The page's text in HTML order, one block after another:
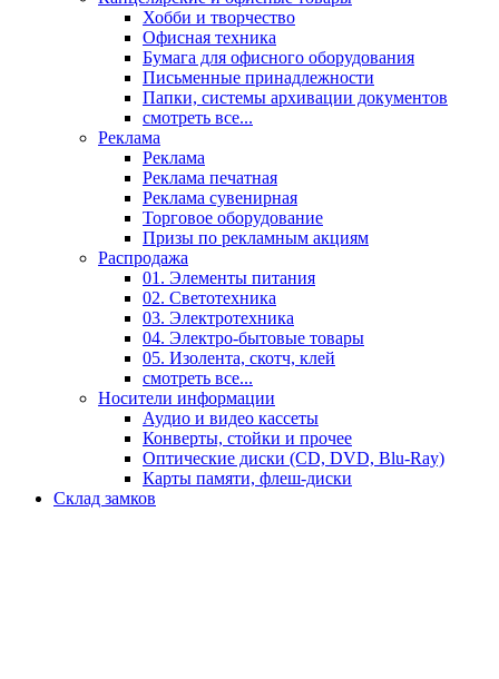
Хобби и творчество
Офисная техника
Бумага для офисного оборудования
Письменные принадлежности
Папки, системы архивации документов
смотреть все...
Реклама
Реклама
Реклама печатная
Реклама сувенирная
Торговое оборудование
Призы по рекламным акциям
Распродажа
01. Элементы питания
02. Светотехника
03. Электротехника
04. Электро-бытовые товары
05. Изолента, скотч, клей
смотреть все...
Носители информации
Аудио и видео кассеты
Конверты, стойки и прочее
Оптические диски (CD, DVD, Blu-Ray)
Карты памяти, флеш-диски
Склад замков